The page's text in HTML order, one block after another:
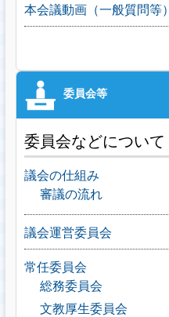
本会議動画（一般質問等
委員会などについて
議会の仕組み
審議の流れ
議会運営委員会
常任委員会
総務委員会
文教厚生委員会